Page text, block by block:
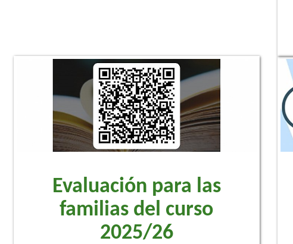
Evaluación para las
familias del curso
2025/26